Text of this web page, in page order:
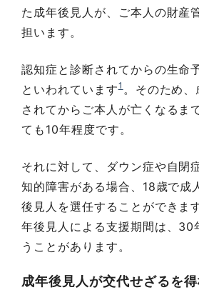
た成年後見人が、ご本人の財産
担います。
認知症と診断されてからの生命
といわれています1。そのため
されてからご本人が亡くなるま
ても10年程度です。
それに対して、ダウン症や自閉
知的障害がある場合、18歳で成
後見人を選任することができま
年後見人による支援期間は、30
うことがあります。
成年後見人が交代せざるを